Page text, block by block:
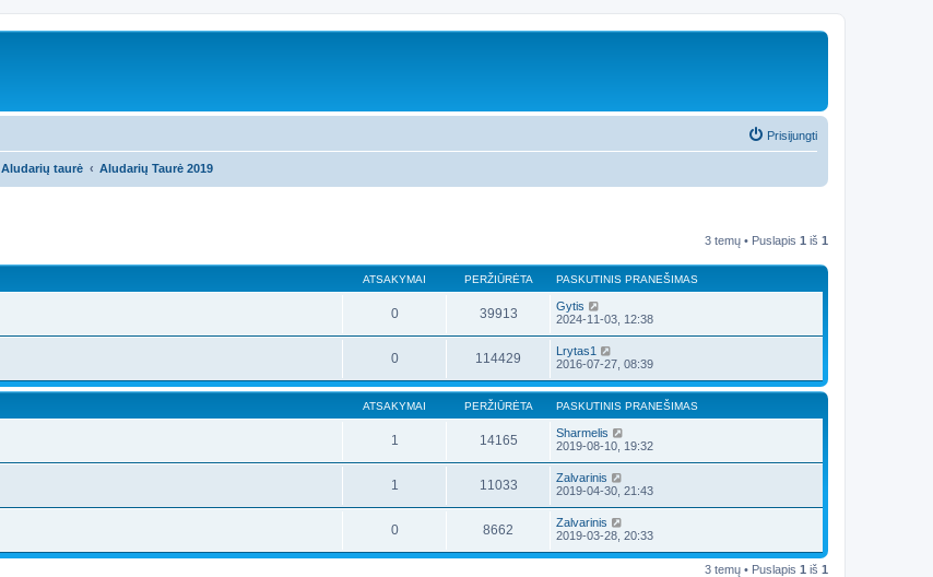
Prisijungti
Aludarių taurė Aludarių Taurė 2019
3 temų • Puslapis 1 iš 1
ATSAKYMAI PERŽIŪRĖTA PASKUTINIS PRANEŠIMAS
0 39913
Gytis
2024-11-03, 12:38
0 114429
Lrytas1
2016-07-27, 08:39
ATSAKYMAI PERŽIŪRĖTA PASKUTINIS PRANEŠIMAS
1 14165
Sharmelis
2019-08-10, 19:32
1 11033
Zalvarinis
2019-04-30, 21:43
0 8662
Zalvarinis
2019-03-28, 20:33
3 temų • Puslapis 1 iš 1